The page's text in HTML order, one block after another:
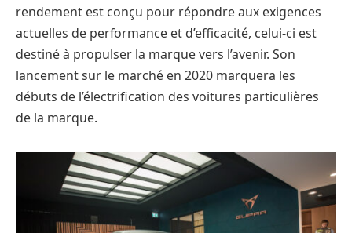
rendement est conçu pour répondre aux exigences
actuelles de performance et d’efficacité, celui-ci est
destiné à propulser la marque vers l’avenir. Son
lancement sur le marché en 2020 marquera les
débuts de l’électrification des voitures particulières
de la marque.